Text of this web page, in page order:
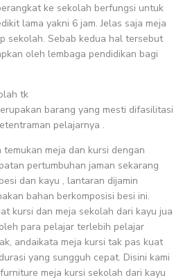
ke sekolah berfungsi untuk
lama yakni 6 jam. Jelas saja meja
sekolah. Sebab kedua hal tersebut
oleh lembaga pendidikan bagi
tk
barang yang mesti difasilitasi
pelajarnya .
meja dan kursi dengan
pertumbuhan jaman sekarang
dan kayu , lantaran dijamin
bahan berkomposisi besi ini.
kursi dan meja sekolah dari kayu jua
para pelajar terlebih pelajar
andaikata meja kursi tak pas kuat
yang sungguh cepat. Disini kami
meja kursi sekolah dari kayu